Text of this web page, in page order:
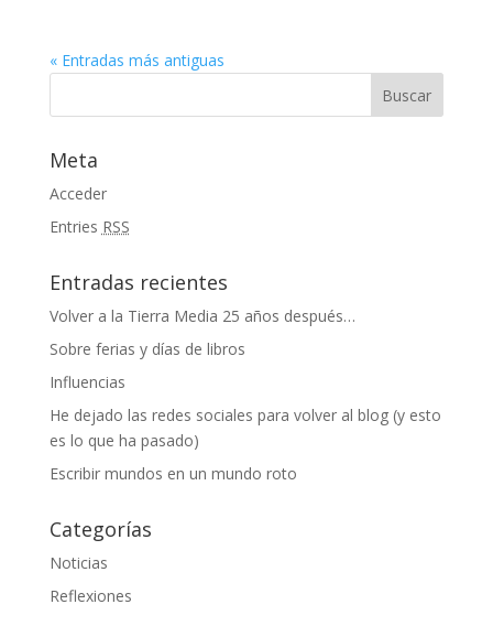
« Entradas más antiguas
Meta
Acceder
Entries RSS
Entradas recientes
Volver a la Tierra Media 25 años después…
Sobre ferias y días de libros
Influencias
He dejado las redes sociales para volver al blog (y esto
es lo que ha pasado)
Escribir mundos en un mundo roto
Categorías
Noticias
Reflexiones